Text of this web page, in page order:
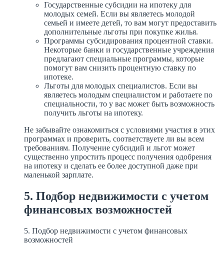
Государственные субсидии на ипотеку для
молодых семей. Если вы являетесь молодой
семьей и имеете детей, то вам могут предоставить
дополнительные льготы при покупке жилья.
Программы субсидирования процентной ставки.
Некоторые банки и государственные учреждения
предлагают специальные программы, которые
помогут вам снизить процентную ставку по
ипотеке.
Льготы для молодых специалистов. Если вы
являетесь молодым специалистом и работаете по
специальности, то у вас может быть возможность
получить льготы на ипотеку.
Не забывайте ознакомиться с условиями участия в этих
программах и проверить, соответствуете ли вы всем
требованиям. Получение субсидий и льгот может
существенно упростить процесс получения одобрения
на ипотеку и сделать ее более доступной даже при
маленькой зарплате.
5. Подбор недвижимости с учетом
финансовых возможностей
5. Подбор недвижимости с учетом финансовых
возможностей